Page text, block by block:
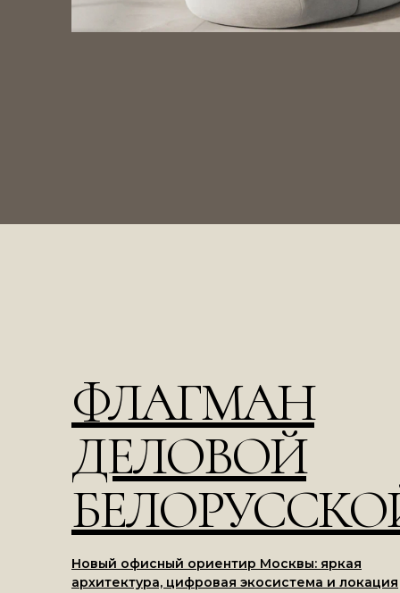
ФЛАГМАН
ДЕЛОВОЙ
Новый офисный ориентир Москвы: яркая
архитектура, цифровая экосистема и локация